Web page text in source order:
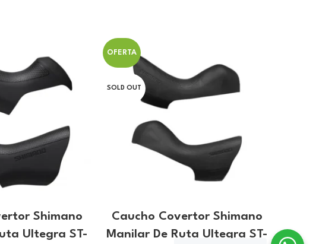
Shimano
Ultegra ST-
OFERTA
SOLD OUT
Caucho Covertor Shimano
Manilar De Ruta Ultegra ST-
126